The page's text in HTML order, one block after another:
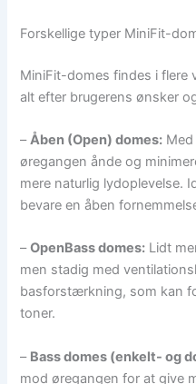
Forskellige typer MiniFit-
MiniFit-domes findes i flere
alt efter brugerens ønsker
–Åben (Open) domes:
øregangen ånde og
mere naturlig lydoplevelse.
bevare en åben
–OpenBass domes: Lidt
men stadig med
basforstærkning, som kan
toner.
– Bass domes (enkelt- og
mod øregangen for at give